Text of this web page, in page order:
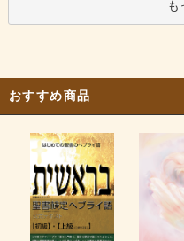
も
おすすめ商品